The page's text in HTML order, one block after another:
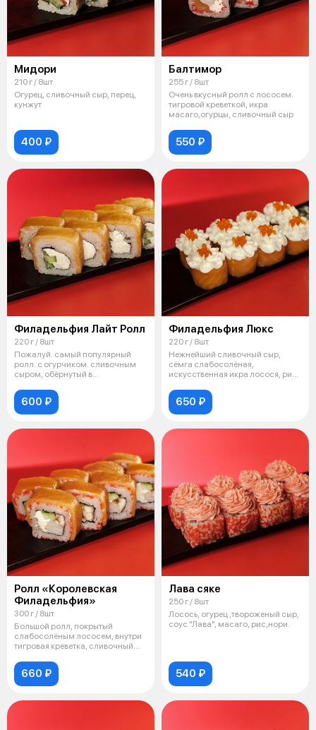
Мидори
210 г / 8шт
Огурец, сливочный сыр, перец,
кунжут
400 ₽
Балтимор
255 г / 8шт
Очень вкусный ролл с лососем.
тигровой креветкой, икра
масаго,огурцы, сливочный сыр
550 ₽
Филадельфия Лайт Ролл
220 г / 8шт
Пожалуй. самый популярный
ролл. с огурчиком. сливочным
сыром, обёрнутый в
600 ₽
Филадельфия Люкс
220 г / 8шт
Нежнейший сливочный сыр,
сёмга слабосолёная,
искусственная икра лосося, рис,
650 ₽
Ролл «Королевская
Филадельфия»
300 г / 8шт
Большой ролл, покрытый
слабосолёным лососем, внутри
тигровая креветка, сливочный
660 ₽
Лава сяке
250 г / 8шт
Лосось, огурец ,твороженый сыр,
соус "Лава", масаго, рис,нори.
540 ₽